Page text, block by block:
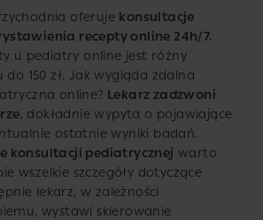
oferuje konsultacje
recepty online 24h/7.
u pediatry online jest różny
do 150 zł. Jak wygląda zdalna
online? Lekarz zadzwoni
, dokładnie wypyta o pojawiające
ostatnie wyniki badań.
e konsultacji pediatrycznej warto
wszelkie szczegóły dotyczące
lekarz, w zależności
wystawi skierowanie